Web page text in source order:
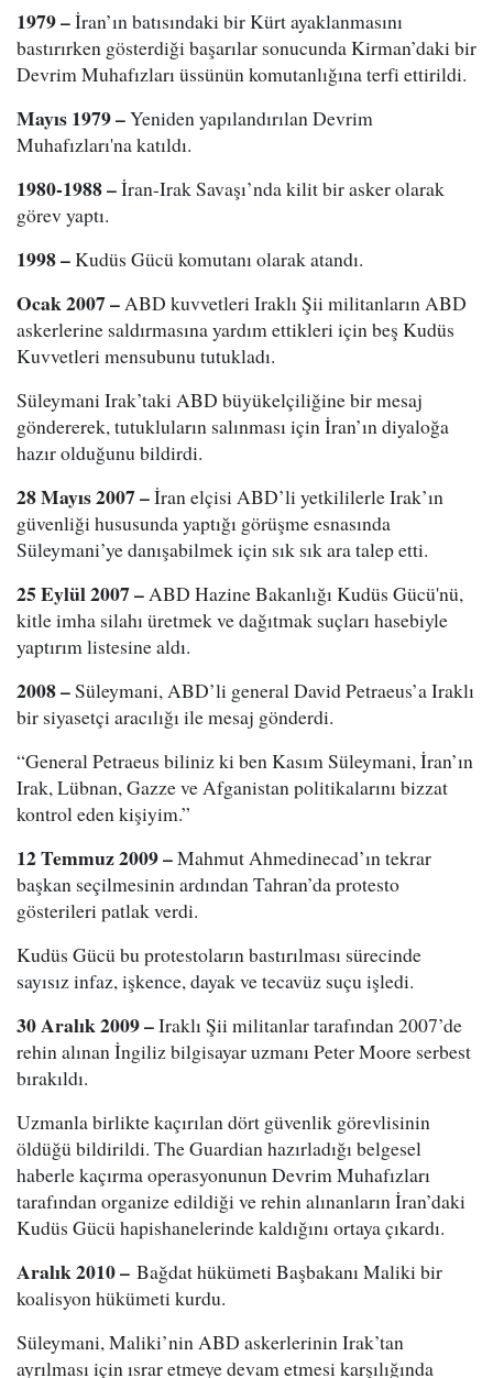
1979 –İran’ın batısındaki bir Kürt ayaklanmasını
bastırırken gösterdiği başarılar sonucunda Kirman’daki bir
Devrim Muhafızları üssünün komutanlığına terfi ettirildi.
Mayıs 1979 –Yeniden yapılandırılan Devrim
Muhafızları'na katıldı.
1980-1988 –İran-Irak Savaşı’nda kilit bir asker olarak
görev yaptı.
1998 –Kudüs Gücü komutanı olarak atandı.
Ocak 2007 –ABD kuvvetleri Iraklı Şii militanların ABD
askerlerine saldırmasına yardım ettikleri için beş Kudüs
Kuvvetleri mensubunu tutukladı.
Süleymani Irak’taki ABD büyükelçiliğine bir mesaj
göndererek, tutukluların salınması için İran’ın diyaloğa
hazır olduğunu bildirdi.
28 Mayıs 2007 –İran elçisi ABD’li yetkililerle Irak’ın
güvenliği hususunda yaptığı görüşme esnasında
Süleymani’ye danışabilmek için sık sık ara talep etti.
25 Eylül 2007 –ABD Hazine Bakanlığı Kudüs Gücü'nü,
kitle imha silahı üretmek ve dağıtmak suçları hasebiyle
yaptırım listesine aldı.
2008 –Süleymani, ABD’li general David Petraeus’a Iraklı
bir siyasetçi aracılığı ile mesaj gönderdi.
“General Petraeus biliniz ki ben Kasım Süleymani, İran’ın
Irak, Lübnan, Gazze ve Afganistan politikalarını bizzat
kontrol eden kişiyim.”
12 Temmuz 2009 –Mahmut Ahmedinecad’ın tekrar
başkan seçilmesinin ardından Tahran’da protesto
gösterileri patlak verdi.
Kudüs Gücü bu protestoların bastırılması sürecinde
sayısız infaz, işkence, dayak ve tecavüz suçu işledi.
30 Aralık 2009 –Iraklı Şii militanlar tarafından 2007’de
rehin alınan İngiliz bilgisayar uzmanı Peter Moore serbest
bırakıldı.
Uzmanla birlikte kaçırılan dört güvenlik görevlisinin
öldüğü bildirildi. The Guardian hazırladığı belgesel
haberle kaçırma operasyonunun Devrim Muhafızları
tarafından organize edildiği ve rehin alınanların İran’daki
Kudüs Gücü hapishanelerinde kaldığını ortaya çıkardı.
Aralık 2010 – Bağdat hükümeti Başbakanı Maliki bir
koalisyon hükümeti kurdu.
Süleymani, Maliki’nin ABD askerlerinin Irak’tan
ayrılması için ısrar etmeye devam etmesi karşılığında